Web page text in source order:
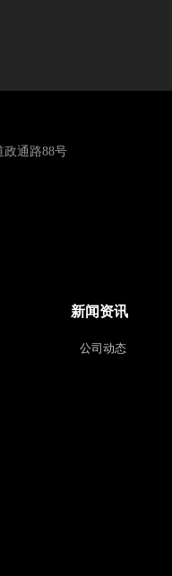
新闻资讯
公司动态
政通路88号